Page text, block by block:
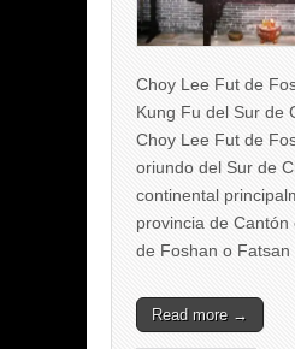
Choy Lee Fut de
Kung Fu del Sur de
Choy Lee Fut de
oriundo del Sur de
continental
provincia de Cantón
de Foshan o
Read more →